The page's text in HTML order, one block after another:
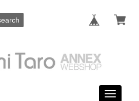
Toggle